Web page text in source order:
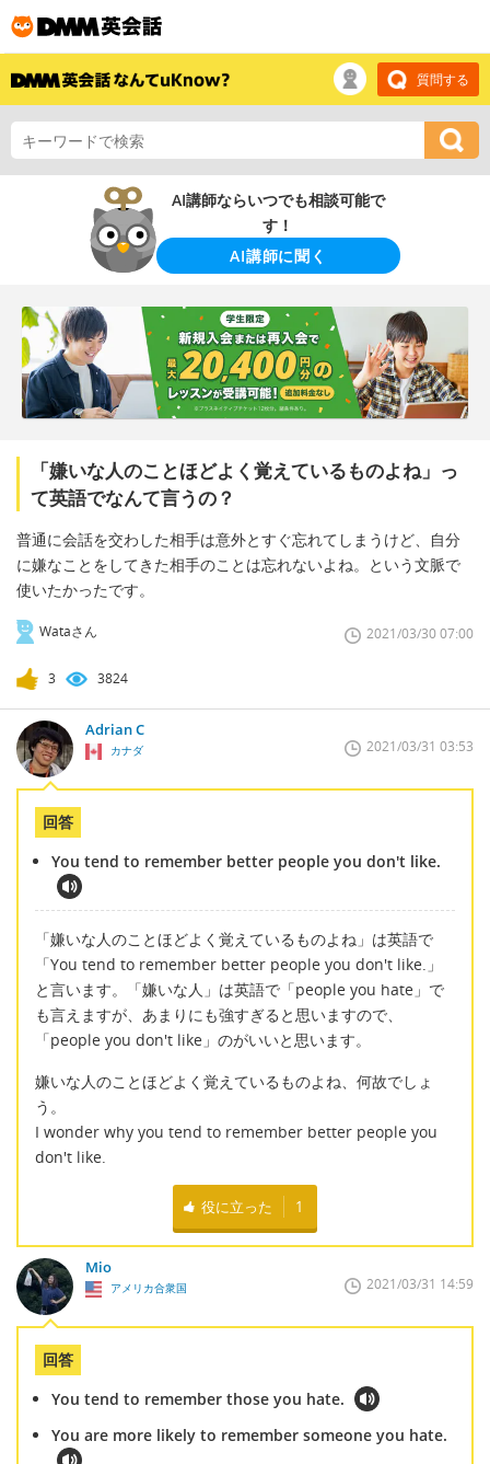
質問する
AI講師ならいつでも相談可能で
す！
AI講師に聞く
「嫌いな人のことほどよく覚えているものよね」っ
て英語でなんて言うの？
普通に会話を交わした相手は意外とすぐ忘れてしまうけど、自分
に嫌なことをしてきた相手のことは忘れないよね。という文脈で
使いたかったです。
Wataさん 2021/03/30 07:00
3 3824
Adrian C
カナダ 2021/03/31 03:53
回答
You tend to remember better people you don't like.
「嫌いな人のことほどよく覚えているものよね」は英語で
「You tend to remember better people you don't like.」
と言います。「嫌いな人」は英語で「people you hate」で
も言えますが、あまりにも強すぎると思いますので、
「people you don't like」のがいいと思います。
嫌いな人のことほどよく覚えているものよね、何故でしょ
う。
I wonder why you tend to remember better people you
don't like.
役に立った 1
Mio
アメリカ合衆国 2021/03/31 14:59
回答
You tend to remember those you hate.
You are more likely to remember someone you hate.